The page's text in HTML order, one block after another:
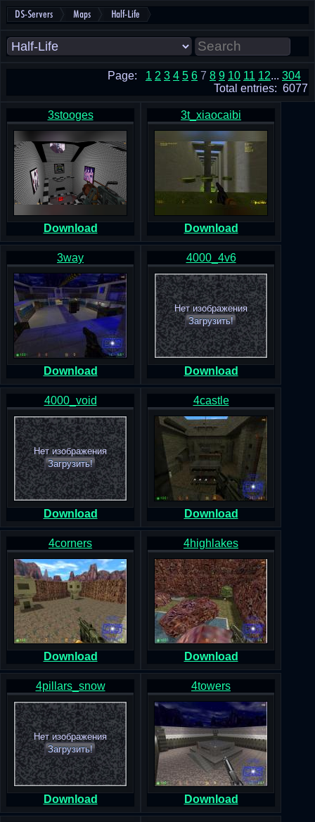
DS-Servers Maps Half-Life
Page: 1 2 3 4 5 6 7 8 9 10 11 12... 304
Total entries: 6077
3stooges
Download
3t_xiaocaibi
Download
3way
Download
4000_4v6
Нет изображения
Загрузить!
Download
4000_void
Нет изображения
Загрузить!
Download
4castle
Download
4corners
Download
4highlakes
Download
4pillars_snow
Нет изображения
Загрузить!
Download
4towers
Download